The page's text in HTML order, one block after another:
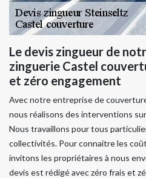
Le devis zingueur de
zinguerie Castel
et zéro engagement
Avec notre entreprise de
nous réalisons des interventions
Nous travaillons pour tous
collectivités. Pour connaitre les
invitons les propriétaires à nous
devis est rédigé avec zéro frais et